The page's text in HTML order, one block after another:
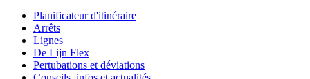
Planificateur d'itinéraire
Arrêts
Lignes
De Lijn Flex
Pertubations et déviations